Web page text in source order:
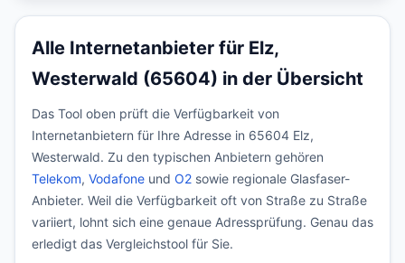
Alle Internetanbieter für Elz,
Westerwald (65604) in der Übersicht
Das Tool oben prüft die Verfügbarkeit von
Internetanbietern für Ihre Adresse in 65604 Elz,
Westerwald. Zu den typischen Anbietern gehören
Telekom, Vodafone und O2 sowie regionale Glasfaser-
Anbieter. Weil die Verfügbarkeit oft von Straße zu Straße
variiert, lohnt sich eine genaue Adressprüfung. Genau das
erledigt das Vergleichstool für Sie.